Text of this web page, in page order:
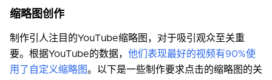
缩略图创作
制作引人注目的YouTube缩略图，对于吸引观众至关重
要。根据YouTube的数据， 他们表现最好的视频有90%使
用了自定义缩略图。以下是一些制作要求点击的缩略图的关